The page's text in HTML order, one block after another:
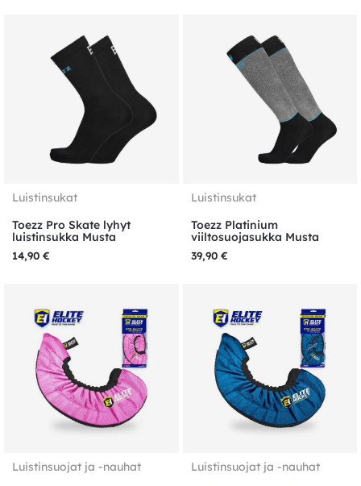
Luistinsukat
Toezz Pro Skate lyhyt
luistinsukka Musta
14,90 €
Luistinsukat
Toezz Platinium
viiltosuojasukka Musta
39,90 €
Luistinsuojat ja -nauhat
Luistinsuojat ja -nauhat